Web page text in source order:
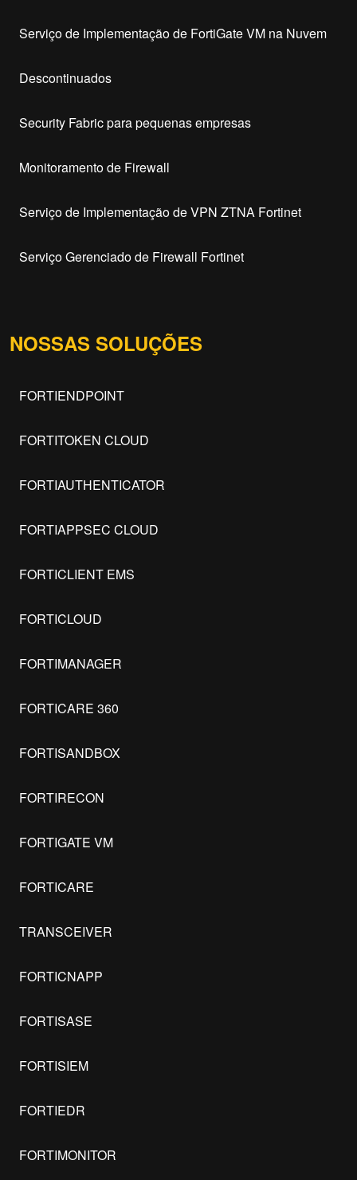
Serviço de Implementação de FortiGate VM na Nuvem
Descontinuados
Security Fabric para pequenas empresas
Monitoramento de Firewall
Serviço de Implementação de VPN ZTNA Fortinet
Serviço Gerenciado de Firewall Fortinet
NOSSAS SOLUÇÕES
FORTIENDPOINT
FORTITOKEN CLOUD
FORTIAUTHENTICATOR
FORTIAPPSEC CLOUD
FORTICLIENT EMS
FORTICLOUD
FORTIMANAGER
FORTICARE 360
FORTISANDBOX
FORTIRECON
FORTIGATE VM
FORTICARE
TRANSCEIVER
FORTICNAPP
FORTISASE
FORTISIEM
FORTIEDR
FORTIMONITOR